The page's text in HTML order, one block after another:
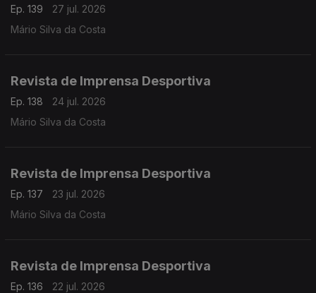
Ep. 139
27 jul. 2026
Mário Silva da Costa
Revista de Imprensa Desportiva
Ep. 138
24 jul. 2026
Mário Silva da Costa
Revista de Imprensa Desportiva
Ep. 137
23 jul. 2026
Mário Silva da Costa
Revista de Imprensa Desportiva
Ep. 136
22 jul. 2026